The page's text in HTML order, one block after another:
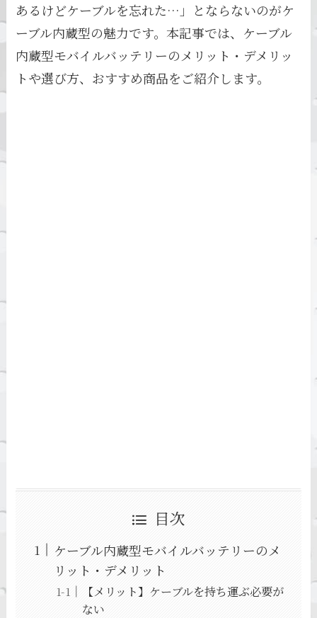
あるけどケーブルを忘れた…」とならないのがケ
ーブル内蔵型の魅力です。本記事では、ケーブル
内蔵型モバイルバッテリーのメリット・デメリッ
トや選び方、おすすめ商品をご紹介します。
目次
ケーブル内蔵型モバイルバッテリーのメ
リット・デメリット
【メリット】ケーブルを持ち運ぶ必要が
ない